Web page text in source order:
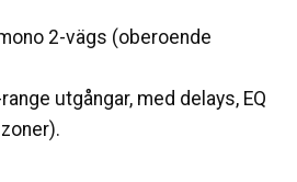
2-vägs (oberoende
utgångar, med delays, EQ